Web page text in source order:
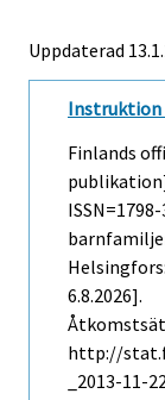
Uppdaterad
Instruktion
Finlands
ISSN=1798-
6.8.2026].
http://
_2013-11-